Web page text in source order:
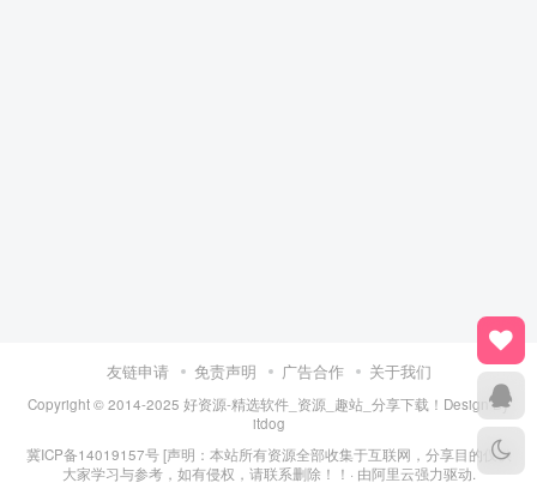
友链申请 免责声明 广告合作 关于我们
Copyright © 2014-2025 好资源-精选软件_资源_趣站_分享下载！Design By
itdog
冀ICP备14019157号[声明：本站所有资源全部收集于互联网，分享目的仅供
大家学习与参考，如有侵权，请联系删除！！· 由阿里云强力驱动.